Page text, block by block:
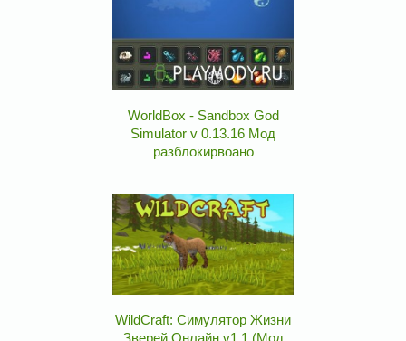
WorldBox - Sandbox God
Simulator v 0.13.16 Мод
разблокирвоано
WildCraft: Симулятор Жизни